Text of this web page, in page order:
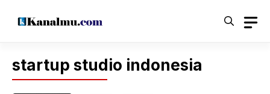
startup studio indonesia